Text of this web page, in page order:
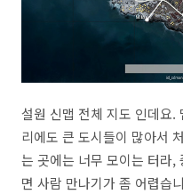
설원 신맵 전체 지도 인데요.
리에도 큰 도시들이 많아서
는 곳에는 너무 모이는 터라,
면 사람 만나기가 좀 어렵습